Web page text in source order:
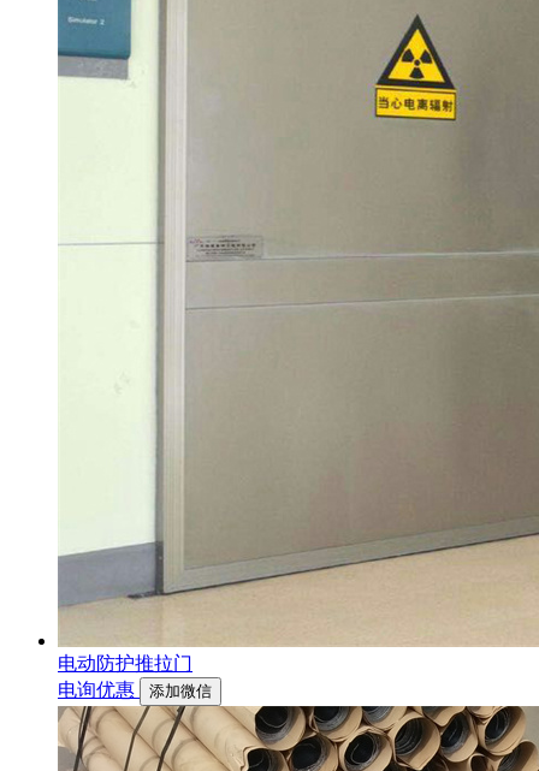
电动防护推拉门
电询优惠
添加微信